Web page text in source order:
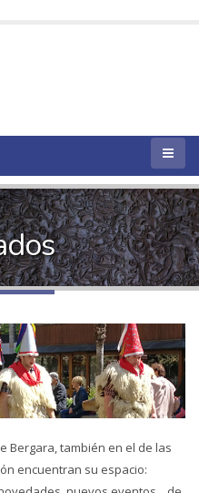
Bergara, también en el de las
encuentran su espacio: